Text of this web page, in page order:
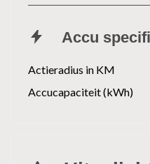
Accu
Actieradius in KM
Accucapaciteit (kWh)